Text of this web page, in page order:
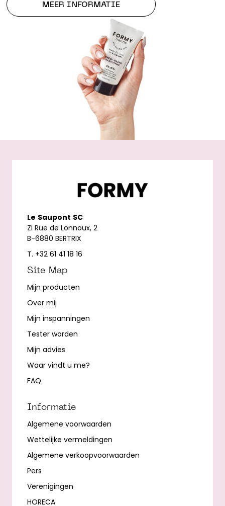
MEER INFORMATIE
Le Saupont SC
ZI Rue de Lonnoux, 2
B-6880 BERTRIX
T. +32 61 41 18 16
Site Map
Mijn producten
Over mij
Mijn inspanningen
Tester worden
Mijn advies
Waar vindt u me?
FAQ
Informatie
Algemene voorwaarden
Wettelijke vermeldingen
Algemene verkoopvoorwaarden
Pers
Verenigingen
HORECA